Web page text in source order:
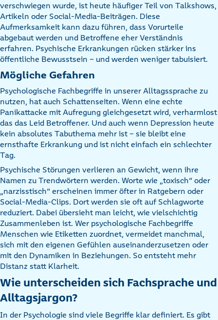
verschwiegen wurde, ist heute häufiger Teil von Talkshows,
Artikeln oder Social-Media-Beiträgen. Diese
Aufmerksamkeit kann dazu führen, dass Vorurteile
abgebaut werden und Betroffene eher Verständnis
erfahren. Psychische Erkrankungen rücken stärker ins
öffentliche Bewusstsein – und werden weniger tabuisiert.
Mögliche Gefahren
Psychologische Fachbegriffe in unserer Alltagssprache zu
nutzen, hat auch Schattenseiten. Wenn eine echte
Panikattacke mit Aufregung gleichgesetzt wird, verharmlost
das das Leid Betroffener. Und auch wenn Depression heute
kein absolutes Tabuthema mehr ist – sie bleibt eine
ernsthafte Erkrankung und ist nicht einfach ein schlechter
Tag.
Psychische Störungen verlieren an Gewicht, wenn ihre
Namen zu Trendwörtern werden. Worte wie „toxisch“ oder
„narzisstisch“ erscheinen immer öfter in Ratgebern oder
Social-Media-Clips. Dort werden sie oft auf Schlagworte
reduziert. Dabei übersieht man leicht, wie vielschichtig
Zusammenleben ist. Wer psychologische Fachbegriffe
Menschen wie Etiketten zuordnet, vermeidet manchmal,
sich mit den eigenen Gefühlen auseinanderzusetzen oder
mit den Dynamiken in Beziehungen. So entsteht mehr
Distanz statt Klarheit.
Wie unterscheiden sich Fachsprache und
Alltagsjargon?
In der Psychologie sind viele Begriffe klar definiert. Es gibt